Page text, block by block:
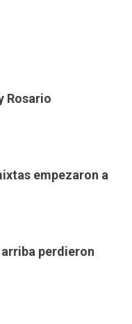
Rosario
empezaron a
perdieron